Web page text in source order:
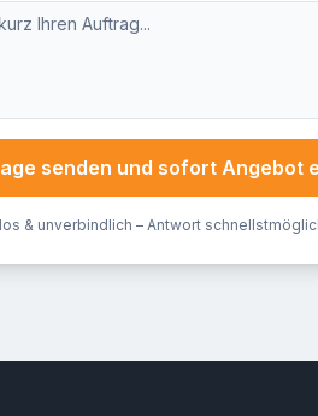
senden und sofort Angebot
& unverbindlich – Antwort